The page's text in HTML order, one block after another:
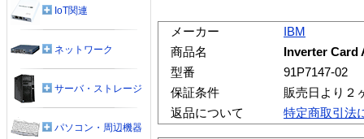
メーカー
IBM
商品名
Inverter
型番
91P7147-02
保証条件
販売日より２
返品について
特定商取引法
IoT関連
ネットワーク
サーバ・ストレージ
パソコン・周辺機器